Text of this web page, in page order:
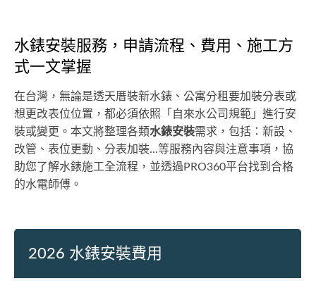
水錶安裝服務，申請流程、費用、施工方
式一文掌握
在台灣，無論是透天厝裝新水錶、公寓分租要加裝分表或
想更改表位位置，都必須依照「自來水公司規範」進行安
裝或變更。本文將整理各類水錶安裝需求，包括：新設、
改管、表位更動、分表加裝...等服務內容與注意事項，協
助您了解水錶施工全流程，並透過PRO360平台找到合格
的水電師傅。
2026 水錶安裝費用